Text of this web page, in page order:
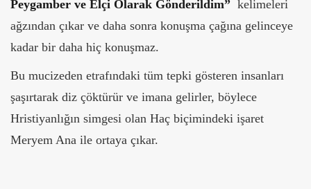
Peygamber ve Elçi Olarak Gönderildim” kelimeleri
ağzından çıkar ve daha sonra konuşma çağına gelinceye
kadar bir daha hiç konuşmaz.
Bu mucizeden etrafındaki tüm tepki gösteren insanları
şaşırtarak diz çöktürür ve imana gelirler, böylece
Hristiyanlığın simgesi olan Haç biçimindeki işaret
Meryem Ana ile ortaya çıkar.